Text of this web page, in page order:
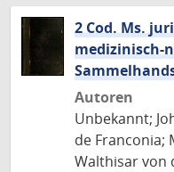
2 Cod. Ms.
medizinisch-
Autoren
Unbekannt;
de Franconia;
Walthisar von